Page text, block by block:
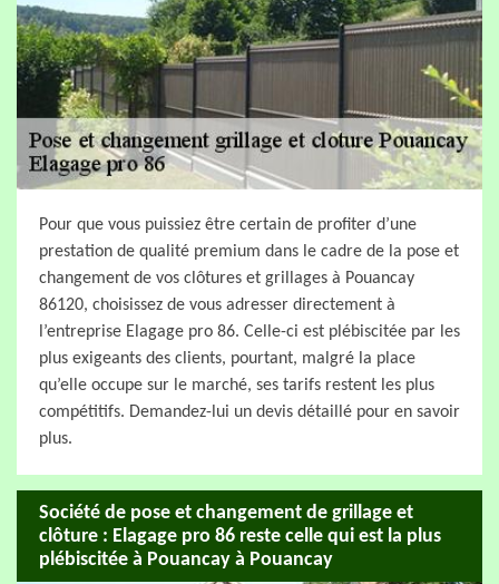
Pour que vous puissiez être certain de profiter d’une
prestation de qualité premium dans le cadre de la pose et
changement de vos clôtures et grillages à Pouancay
86120, choisissez de vous adresser directement à
l’entreprise Elagage pro 86. Celle-ci est plébiscitée par les
plus exigeants des clients, pourtant, malgré la place
qu’elle occupe sur le marché, ses tarifs restent les plus
compétitifs. Demandez-lui un devis détaillé pour en savoir
plus.
Société de pose et changement de grillage et
clôture : Elagage pro 86 reste celle qui est la plus
plébiscitée à Pouancay à Pouancay